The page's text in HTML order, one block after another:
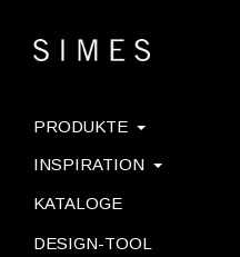
PRODUKTE
INSPIRATION
KATALOGE
DESIGN-TOOL